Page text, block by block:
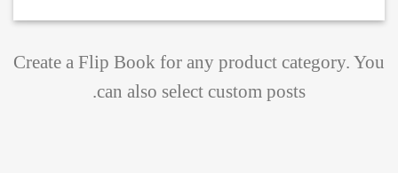
Create a Flip Book for any product category. You
can also select custom posts.